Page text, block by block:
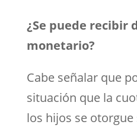
¿Se puede recibir
monetario?
Cabe señalar que
situación que la
los hijos se